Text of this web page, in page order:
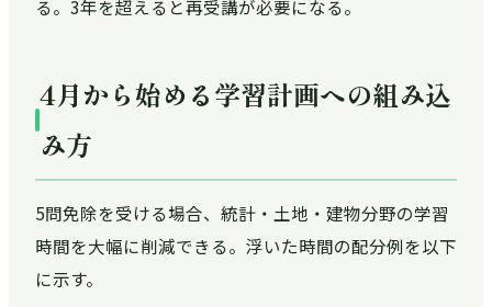
る。3年を超えると再受講が必要になる。
4月から始める学習計画への組み込
み方
5問免除を受ける場合、統計・土地・建物分野の学習
時間を大幅に削減できる。浮いた時間の配分例を以下
に示す。